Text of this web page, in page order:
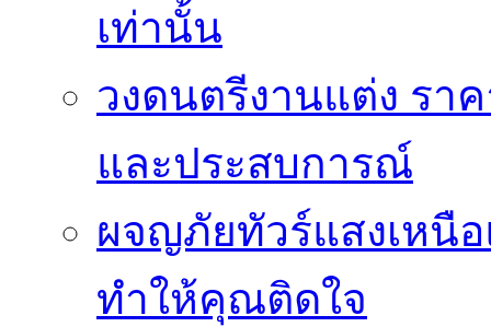
เท่านั้น
วงดนตรีงานแต่ง รา
และประสบการณ์
ผจญภัยทัวร์แสงเหนื
ทำให้คุณติดใจ